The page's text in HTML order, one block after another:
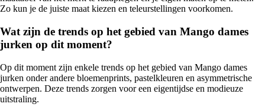
Zo kun je de juiste maat kiezen en teleurstellingen voorkomen.
Wat zijn de trends op het gebied van Mango dames
jurken op dit moment?
Op dit moment zijn enkele trends op het gebied van Mango dames
jurken onder andere bloemenprints, pastelkleuren en asymmetrische
ontwerpen. Deze trends zorgen voor een eigentijdse en modieuze
uitstraling.